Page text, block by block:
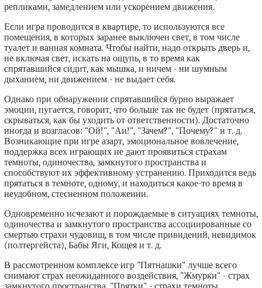
репликами, замедлением или ускорением движения.
Если игра проводится в квартире, то используются все
помещения, в которых заранее выключен свет, в том числе
туалет и ванная комната. Чтобы найти, надо открыть дверь и,
не включая свет, искать на ощупь, в то время как
спрятавшийся сидит, как мышка, и ничем - ни шумным
дыханием, ни движением - не выдает себя.
Однако при обнаружении спрятавшийся бурно выражает
эмоции, пугается, говорит, что больше так не будет (прятаться,
скрываться, как бы уходить от ответственности). Достаточно
иногда и возгласов: "Ой!", "Аи!", "Зачем?", "Почему?" и т. д.
Возникающие при игре азарт, эмоциональное вовлечение,
поддержка всех играющих не дают проявиться страхам
темноты, одиночества, замкнутого пространства и
способствуют их эффективному устранению. Приходится ведь
прятаться в темноте, одному, и находиться какое-то время в
неудобном, стесненном положении.
Одновременно исчезают и порождаемые в ситуациях темноты,
одиночества и замкнутого пространства ассоциированные со
смертью страхи чудовищ, в том числе привидений, невидимок
(полтергейста), Бабы Яги, Кощея и т. д.
В рассмотренном комплексе игр "Пятнашки" лучше всего
снимают страх неожиданного воздействия, "Жмурки" - страх